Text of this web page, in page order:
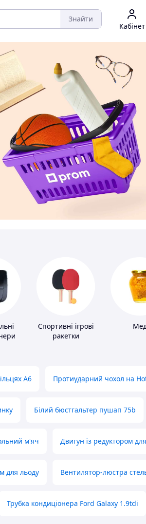
Знайти
Кабінет
Спортивні ігрові
ракетки
А6 Протиударний чохол на
Білий бюстгальтер пушап 75b
м'яч Двигун із редуктором
для льоду Вентилятор-люстра
Трубка кондиціонера Ford Galaxy 1.9tdi